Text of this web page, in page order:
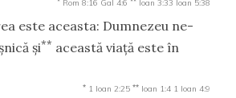
Rom 8:16 Gal 4:6 Ioan 3:33 Ioan 5:38
este aceasta: Dumnezeu ne-
şi** această viaţă este în
* 1 Ioan 2:25 ** Ioan 1:4 1 Ioan 4:9